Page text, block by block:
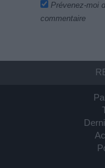
Prévenez-moi
commentaire